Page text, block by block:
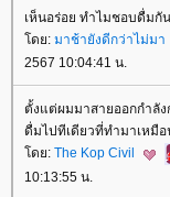
เห็นอร่อย ทำไมชอบดื่มกั
ดย: มาช้ายังดีกว่าไม่มา
2567 10:04:41 น.
ตั้งแต่ผมมาสายออกกำลัง
ดื่มไปทีเดียวที่ทำมาเหมื
ดย: The Kop Civil
10:13:55 น.